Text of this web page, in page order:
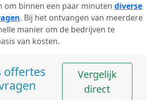
om binnen een paar minuten diverse
. Bij het ontvangen van meerdere
manier om de bedrijven te
van kosten.
offertes
Vergelijk
direct